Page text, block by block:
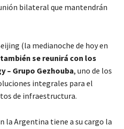
bilateral que mantendrán
(la medianoche de hoy en
se reunirá con los
– Grupo Gezhouba, uno de los
integrales para el
de infraestructura.
la Argentina tiene a su cargo la